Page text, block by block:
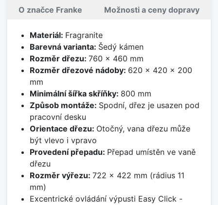
O značce Franke Možnosti a ceny dopravy
Materiál: Fragranite
Barevná varianta: Šedý kámen
Rozměr dřezu: 760 x 460 mm
Rozměr dřezové nádoby: 620 x 420 x 200
mm
Minimální šířka skříňky: 800 mm
Způsob montáže: Spodní, dřez je usazen pod
pracovní desku
Orientace dřezu: Otočný, vana dřezu může
být vlevo i vpravo
Provedení přepadu: Přepad umístěn ve vaně
dřezu
Rozměr výřezu: 722 x 422 mm (rádius 11
mm)
Excentrické ovládání výpusti Easy Click -